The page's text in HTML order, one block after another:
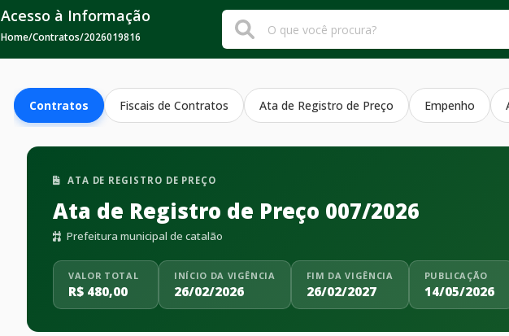
Acesso à Informação
Home/Contratos/2026019816
Contratos Fiscais de Contratos Ata de Registro de Preço Empenho
ATA DE REGISTRO DE PREÇO
Ata de Registro de Preço 007/2026
Prefeitura municipal de catalão
VALOR TOTAL
R$ 480,00
INÍCIO DA VIGÊNCIA
26/02/2026
FIM DA VIGÊNCIA
26/02/2027
PUBLICAÇÃO
14/05/2026